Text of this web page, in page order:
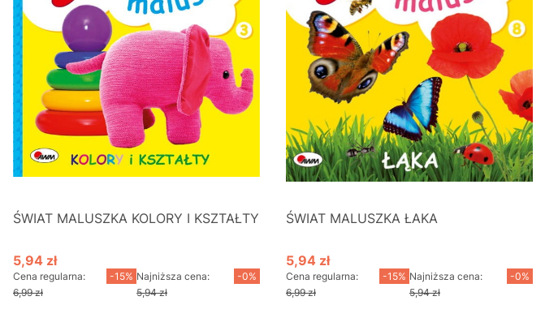
ŚWIAT MALUSZKA KOLORY I KSZTAŁTY
Cena promocyjna
5,94 zł
Cena regularna:
6,99 zł
-15% Najniższa cena:
5,94 zł
-0%
ŚWIAT MALUSZKA ŁAKA
Cena promocyjna
5,94 zł
Cena regularna:
6,99 zł
-15% Najniższa cena:
5,94 zł
-0%